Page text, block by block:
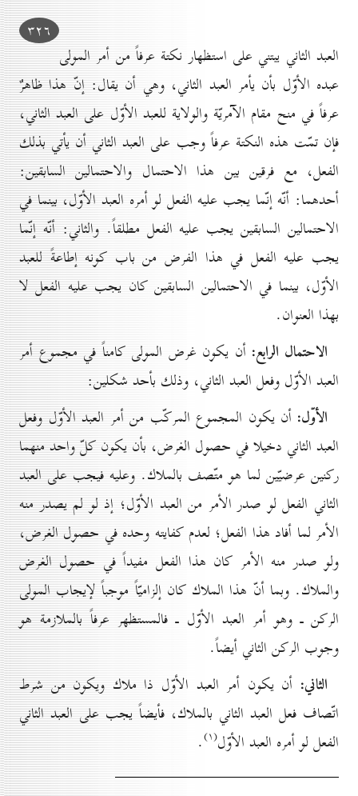
۳۲٦
العبد الثاني يبتني على استظهار نكتة عرفاً من أمر المولى
عبده الأوّل بأن يأمر العبد الثاني، وهي أن يقال: إنّ هذا ظاهرٌ
عرفاً في منح مقام الآمريّة والولاية للعبد الأوّل على العبد الثاني،
فإن تمّت هذه النكتة عرفاً وجب على العبد الثاني أن يأتي بذلك
الفعل، مع فرقين بين هذا الاحتمال والاحتمالين السابقين:
أحدهما: أنّه إنّما يجب عليه الفعل لو أمره العبد الأوّل، بينما في
الاحتمالين السابقين يجب عليه الفعل مطلقاً. والثاني: أنّه إنّما
يجب عليه الفعل في هذا الفرض من باب كونه إطاعةً للعبد
الأوّل، بينما في الاحتمالين السابقين كان يجب عليه الفعل لا
بهذا العنوان.
الاحتمال الرابع: أن يكون غرض المولى كامناً في مجموع أمر
العبد الأوّل وفعل العبد الثاني، وذلك بأحد شكلين:
الأوّل: أن يكون المجموع المركّب من أمر العبد الأوّل وفعل
العبد الثاني دخيلا في حصول الغرض، بأن يكون كلّ واحد منهما
ركنين عرضيّين لما هو متّصف بالملاك. وعليه فيجب على العبد
الثاني الفعل لو صدر الأمر من العبد الأوّل؛ إذ لو لم يصدر منه
الأمر لما أفاد هذا الفعل؛ لعدم كفايته وحده في حصول الغرض،
ولو صدر منه الأمر كان هذا الفعل مفيداً في حصول الغرض
والملاك. وبما أنّ هذا الملاك كان إلزاميّاً موجباً لإيجاب المولى
الركن ـ وهو أمر العبد الأوّل ـ فالمستظهر عرفاً بالملازمة هو
وجوب الركن الثاني أيضاً.
الثاني: أن يكون أمر العبد الأوّل ذا ملاك ويكون من شرط
اتّصاف فعل العبد الثاني بالملاك، فأيضاً يجب على العبد الثاني
الفعل لو أمره العبد الأوّل(۱) .